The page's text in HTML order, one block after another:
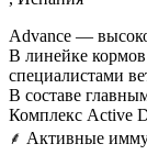
Advance —
В линейке кормов
специалистами
В составе
Комплекс Active
⸙ Активные